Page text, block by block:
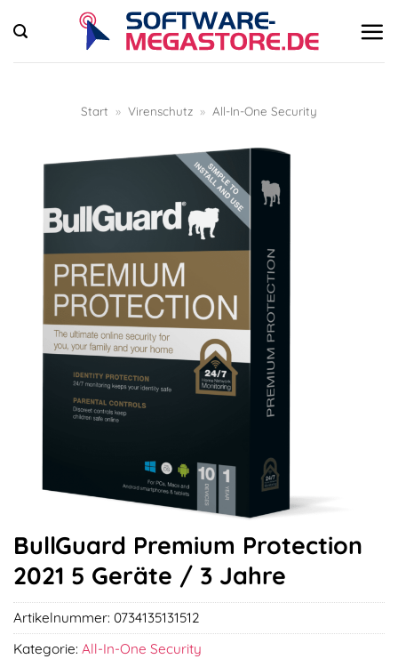
Inhalt
springen
Start » Virenschutz » All-In-One Security
BullGuard Premium Protection
2021 5 Geräte / 3 Jahre
Artikelnummer: 0734135131512
Kategorie: All-In-One Security